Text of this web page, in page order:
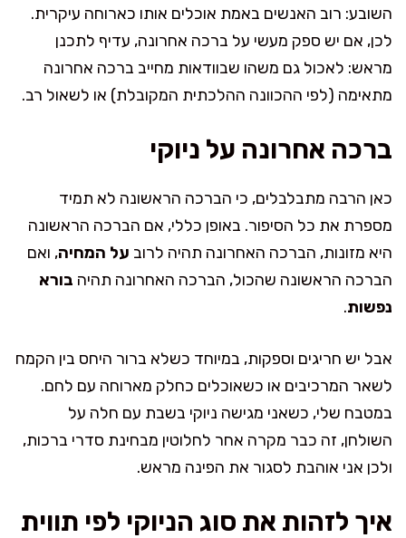
השובע: רוב האנשים באמת אוכלים אותו כארוחה עיקרית.
לכן, אם יש ספק מעשי על ברכה אחרונה, עדיף לתכנן
מראש: לאכול גם משהו שבוודאות מחייב ברכה אחרונה
מתאימה (לפי ההכוונה ההלכתית המקובלת) או לשאול רב.
ברכה אחרונה על ניוקי
כאן הרבה מתבלבלים, כי הברכה הראשונה לא תמיד
מספרת את כל הסיפור. באופן כללי, אם הברכה הראשונה
היא מזונות, הברכה האחרונה תהיה לרוב על המחיה, ואם
הברכה הראשונה שהכול, הברכה האחרונה תהיה בורא
נפשות.
אבל יש חריגים וספקות, במיוחד כשלא ברור היחס בין הקמח
לשאר המרכיבים או כשאוכלים כחלק מארוחה עם לחם.
במטבח שלי, כשאני מגישה ניוקי בשבת עם חלה על
השולחן, זה כבר מקרה אחר לחלוטין מבחינת סדרי ברכות,
ולכן אני אוהבת לסגור את הפינה מראש.
איך לזהות את סוג הניוקי לפי תווית